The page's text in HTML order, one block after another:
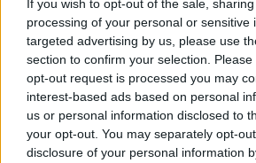
If you wish to opt-out of the sale,
processing of your personal or sensitive
targeted advertising by us, please use
section to confirm your selection.
opt-out request is processed you may
interest-based ads based on personal
us or personal information disclosed to
your opt-out. You may separately opt-
disclosure of your personal information
Field Research-
Advanced
Completa
Bestiario
Field Research-
Professional
Completa
Bestiario
Thrifty Spender
Ottieni
Smart Saver
Ottieni